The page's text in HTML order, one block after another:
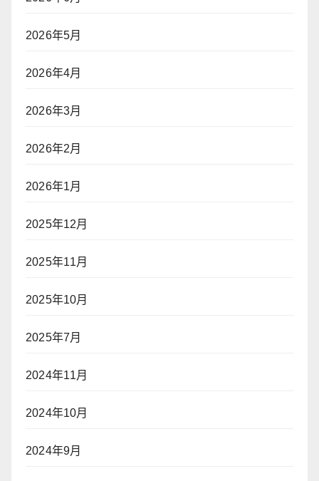
2026年5月
2026年4月
2026年3月
2026年2月
2026年1月
2025年12月
2025年11月
2025年10月
2025年7月
2024年11月
2024年10月
2024年9月